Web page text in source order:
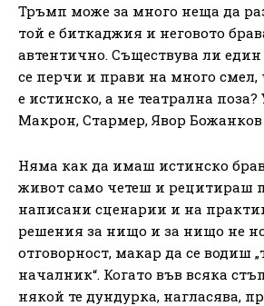
Тръмп може за много неща да
той е биткаджия и неговото
автентично. Съществува ли един
се перчи и прави на много смел,
е истинско, а не театрална поза?
Макрон, Стармер, Явор
Няма как да имаш истинско
живот само четеш и рецитираш
написани сценарии и на
решения за нищо и за нищо не
отговорност, макар да се водиш
началник“. Когато във всяка
някой те дундурка, нагласява,